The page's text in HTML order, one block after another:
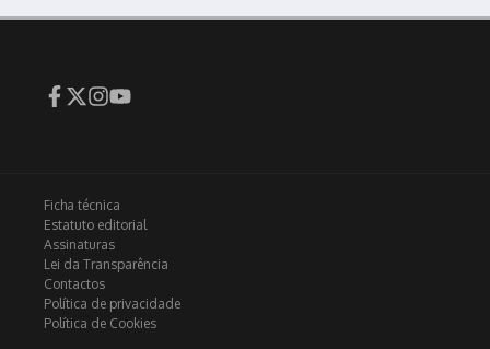
Ficha técnica
Estatuto editorial
Assinaturas
Lei da Transparência
Contactos
Política de privacidade
Política de Cookies